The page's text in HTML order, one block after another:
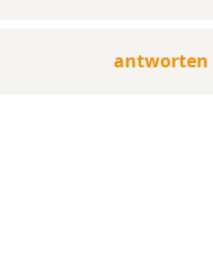
antworten